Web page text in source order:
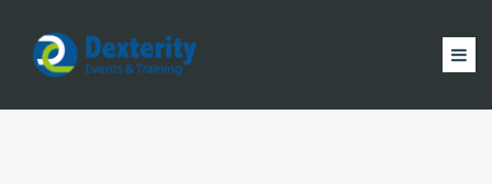
Dexterity
Events